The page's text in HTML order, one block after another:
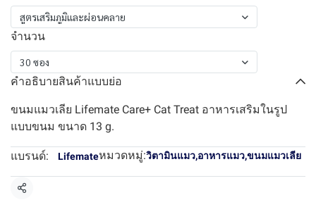
สูตรเสริมภูมิและผ่อนคลาย
จำนวน
30 ซอง
คำอธิบายสินค้าแบบย่อ
ขนมแมวเลีย Lifemate Care+ Cat Treat อาหารเสริมในรูป
แบบขนม ขนาด 13 g.
แบรนด์: Lifemateหมวดหมู่:วิตามินแมว,อาหารแมว,ขนมแมวเลีย
แชร์